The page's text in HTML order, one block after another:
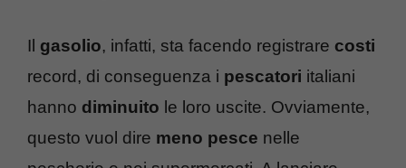
Il gasolio, infatti, sta facendo registrare costi
record, di conseguenza i pescatori italiani
hanno diminuito le loro uscite. Ovviamente,
questo vuol dire meno pesce nelle